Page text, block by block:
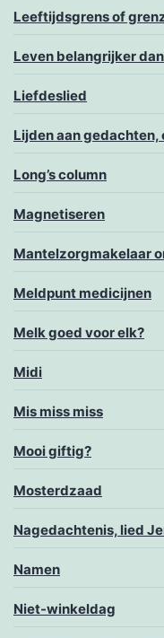
Leeftijdsgrens of
Leven belangrijker
Liefdeslied
Lijden aan gedachten,
Long’s column
Magnetiseren
Mantelzorgmakelaar
Meldpunt medicijnen
Melk goed voor elk?
Midi
Mis miss miss
Mooi giftig?
Mosterdzaad
Nagedachtenis, lied
Namen
Niet-winkeldag